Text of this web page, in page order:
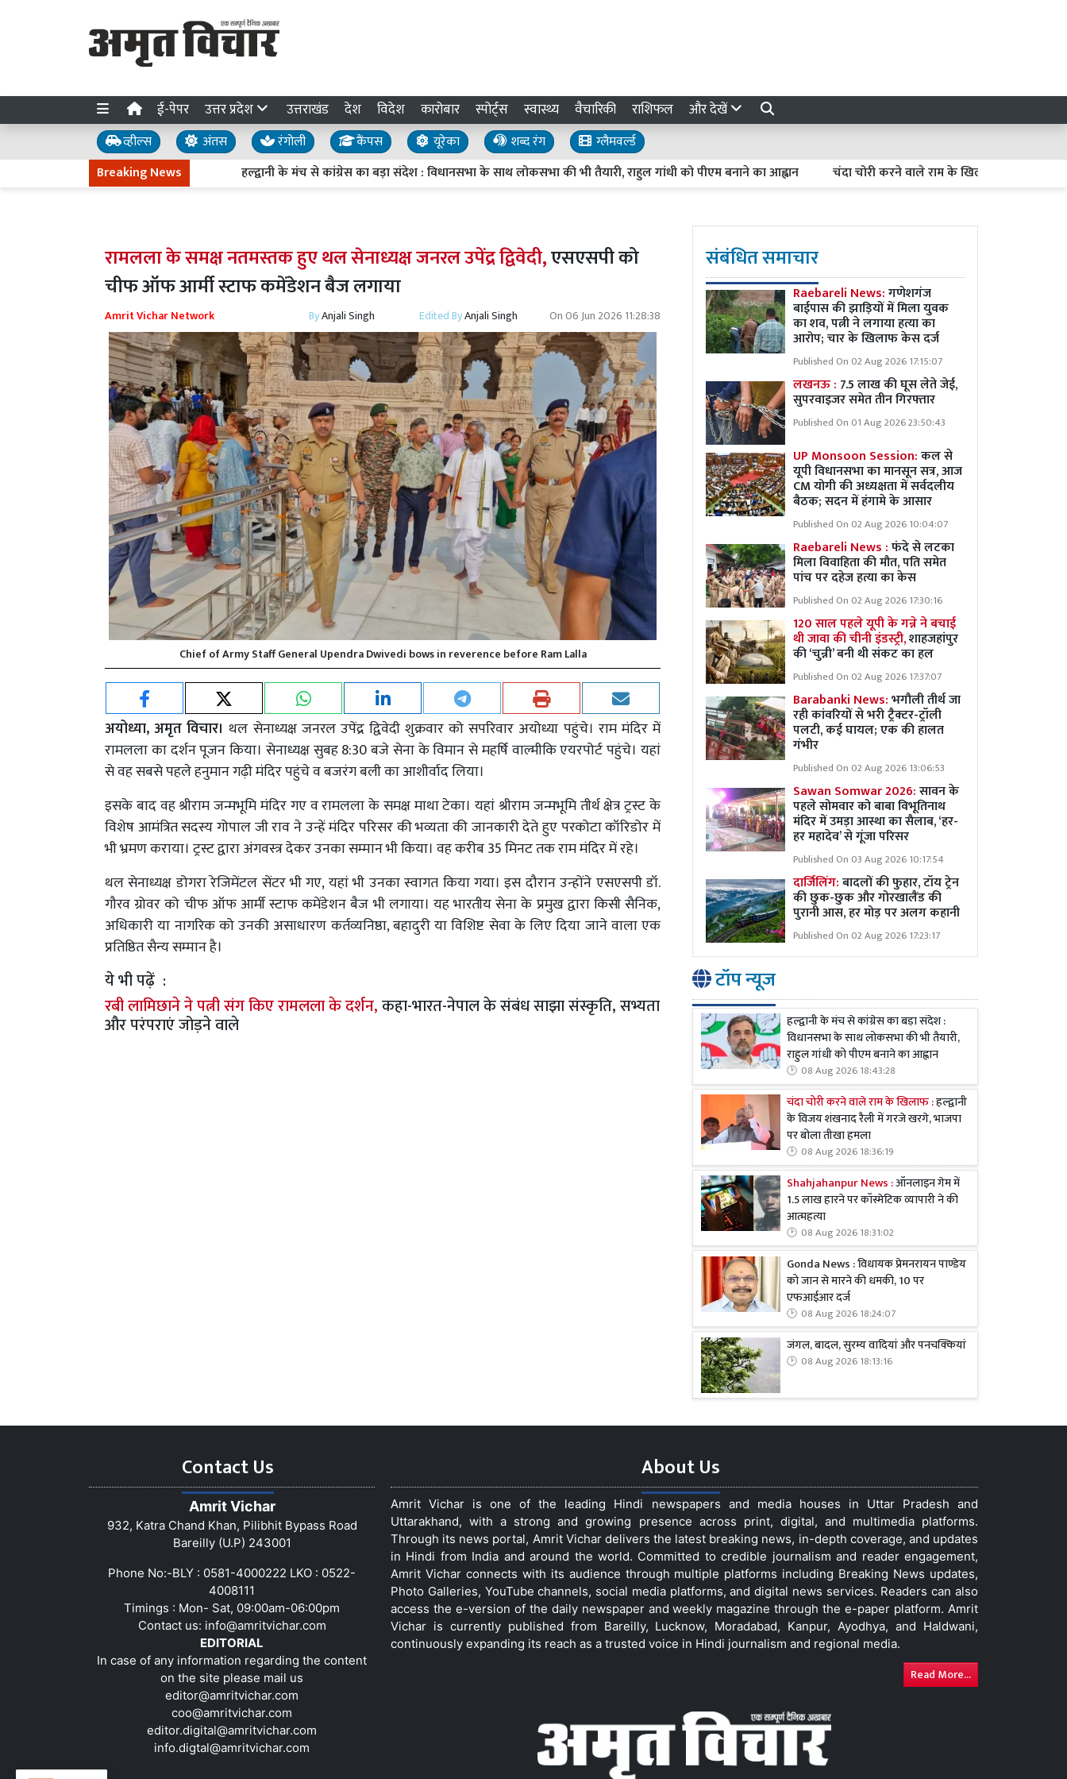
ई-पेपर उत्तर प्रदेश उत्तराखंड देश विदेश कारोबार स्पोर्ट्स स्वास्थ्य वैचारिकी राशिफल और देखें
व्हील्स अंतस रंगोली कैंपस यूरेका शब्द रंग
ग्लैमवर्ल्ड
Breaking News
हल्द्वानी के मंच से कांग्रेस का बड़ा संदेश : विधानसभा के साथ लोकसभा की भी तैयारी, राहुल गांधी को पीएम बनाने का आह्वान चंदा चोरी करने वाले राम के खिलाफ : हल्द्वानी के विजय
रामलला के समक्ष नतमस्तक हुए थल सेनाध्यक्ष जनरल उपेंद्र द्विवेदी,एसएसपी को
चीफ ऑफ आर्मी स्टाफ कमेंडेशन बैज लगाया
Amrit Vichar Network ByAnjali Singh Edited ByAnjali Singh On06 Jun 2026 11:28:38
Chief of Army Staff General Upendra Dwivedi bows in reverence before Ram Lalla
अयोध्या, अमृत विचार।थल सेनाध्यक्ष जनरल उपेंद्र द्विवेदी शुक्रवार को सपरिवार अयोध्या पहुंचे। राम मंदिर में
रामलला का दर्शन पूजन किया। सेनाध्यक्ष सुबह 8:30 बजे सेना के विमान से महर्षि वाल्मीकि एयरपोर्ट पहुंचे। यहां
से वह सबसे पहले हनुमान गढ़ी मंदिर पहुंचे व बजरंग बली का आशीर्वाद लिया।
इसके बाद वह श्रीराम जन्मभूमि मंदिर गए व रामलला के समक्ष माथा टेका। यहां श्रीराम जन्मभूमि तीर्थ क्षेत्र ट्रस्ट के
विशेष आमंत्रित सदस्य गोपाल जी राव ने उन्हें मंदिर परिसर की भव्यता की जानकारी देते हुए परकोटा कॉरिडोर में
भी भ्रमण कराया। ट्रस्ट द्वारा अंगवस्त्र देकर उनका सम्मान भी किया। वह करीब 35 मिनट तक राम मंदिर में रहे।
थल सेनाध्यक्ष डोगरा रेजिमेंटल सेंटर भी गए, यहां भी उनका स्वागत किया गया। इस दौरान उन्होंने एसएसपी डॉ.
गौरव ग्रोवर को चीफ ऑफ आर्मी स्टाफ कमेंडेशन बैज भी लगाया। यह भारतीय सेना के प्रमुख द्वारा किसी सैनिक,
अधिकारी या नागरिक को उनकी असाधारण कर्तव्यनिष्ठा, बहादुरी या विशिष्ट सेवा के लिए दिया जाने वाला एक
प्रतिष्ठित सैन्य सम्मान है।
ये भी पढ़ें :
रबी लामिछाने ने पत्नी संग किए रामलला के दर्शन,कहा-भारत-नेपाल के संबंध साझा संस्कृति, सभ्यता
और परंपराएं जोड़ने वाले
संबंधित समाचार
Raebareli News:गणेशगंज
बाईपास की झाड़ियों में मिला युवक
का शव, पत्नी ने लगाया हत्या का
आरोप; चार के खिलाफ केस दर्ज
Published On 02 Aug 2026 17:15:07
लखनऊ : 7.5 लाख की घूस लेते जेई,
सुपरवाइजर समेत तीन गिरफ्तार
Published On 01 Aug 2026 23:50:43
UP Monsoon Session:कल से
यूपी विधानसभा का मानसून सत्र, आज
CM योगी की अध्यक्षता में सर्वदलीय
बैठक; सदन में हंगामे के आसार
Published On 02 Aug 2026 10:04:07
Raebareli News :फंदे से लटका
मिला विवाहिता की मौत, पति समेत
पांच पर दहेज हत्या का केस
Published On 02 Aug 2026 17:30:16
120 साल पहले यूपी के गन्ने ने बचाई
थी जावा की चीनी इंडस्ट्री,शाहजहांपुर
की ‘चुन्नी’ बनी थी संकट का हल
Published On 02 Aug 2026 17:37:07
Barabanki News:भगौली तीर्थ जा
रही कांवरियों से भरी ट्रैक्टर-ट्रॉली
पलटी, कई घायल; एक की हालत
गंभीर
Published On 02 Aug 2026 13:06:53
Sawan Somwar 2026:सावन के
पहले सोमवार को बाबा विभूतिनाथ
मंदिर में उमड़ा आस्था का सैलाब, ‘हर-
हर महादेव’ से गूंजा परिसर
Published On 03 Aug 2026 10:17:54
दार्जिलिंग:बादलों की फुहार, टॉय ट्रेन
की छुक-छुक और गोरखालैंड की
पुरानी आस, हर मोड़ पर अलग कहानी
Published On 02 Aug 2026 17:23:17
टॉप न्यूज
हल्द्वानी के मंच से कांग्रेस का बड़ा संदेश :
विधानसभा के साथ लोकसभा की भी तैयारी,
राहुल गांधी को पीएम बनाने का आह्वान
08 Aug 2026 18:43:28
चंदा चोरी करने वाले राम के खिलाफ :हल्द्वानी
के विजय शंखनाद रैली में गरजे खरगे, भाजपा
पर बोला तीखा हमला
08 Aug 2026 18:36:19
Shahjahanpur News :ऑनलाइन गेम में
1.5 लाख हारने पर कॉस्मेटिक व्यापारी ने की
आत्महत्या
08 Aug 2026 18:31:02
Gonda News : विधायक प्रेमनरायन पाण्डेय
को जान से मारने की धमकी, 10 पर
एफआईआर दर्ज
08 Aug 2026 18:24:07
जंगल, बादल, सुरम्य वादियां और पनचक्कियां
08 Aug 2026 18:13:16
Contact Us
Amrit Vichar
932, Katra Chand Khan, Pilibhit Bypass Road
Bareilly (U.P) 243001
Phone No:-BLY : 0581-4000222 LKO : 0522-
4008111
Timings : Mon- Sat, 09:00am-06:00pm
Contact us: info@amritvichar.com
EDITORIAL
In case of any information regarding the content
on the site please mail us
editor@amritvichar.com
coo@amritvichar.com
editor.digital@amritvichar.com
info.digtal@amritvichar.com
About Us
Amrit Vichar is one of the leading Hindi newspapers and media houses in Uttar Pradesh and
Uttarakhand, with a strong and growing presence across print, digital, and multimedia platforms.
Through its news portal, Amrit Vichar delivers the latest breaking news, in-depth coverage, and updates
in Hindi from India and around the world. Committed to credible journalism and reader engagement,
Amrit Vichar connects with its audience through multiple platforms including Breaking News updates,
Photo Galleries, YouTube channels, social media platforms, and digital news services. Readers can also
access the e-version of the daily newspaper and weekly magazine through the e-paper platform. Amrit
Vichar is currently published from Bareilly, Lucknow, Moradabad, Kanpur, Ayodhya, and Haldwani,
continuously expanding its reach as a trusted voice in Hindi journalism and regional media.
Read More...